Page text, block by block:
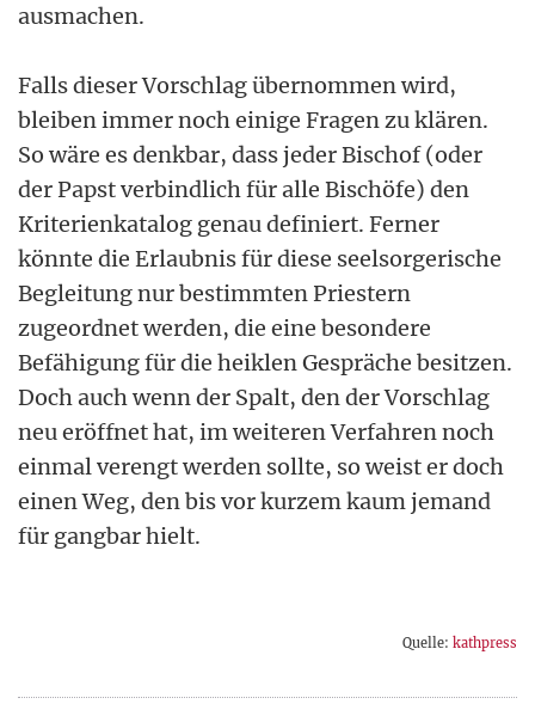
ausmachen.
Falls dieser Vorschlag übernommen wird,
bleiben immer noch einige Fragen zu klären.
So wäre es denkbar, dass jeder Bischof (oder
der Papst verbindlich für alle Bischöfe) den
Kriterienkatalog genau definiert. Ferner
könnte die Erlaubnis für diese seelsorgerische
Begleitung nur bestimmten Priestern
zugeordnet werden, die eine besondere
Befähigung für die heiklen Gespräche besitzen.
Doch auch wenn der Spalt, den der Vorschlag
neu eröffnet hat, im weiteren Verfahren noch
einmal verengt werden sollte, so weist er doch
einen Weg, den bis vor kurzem kaum jemand
für gangbar hielt.
Quelle: kathpress